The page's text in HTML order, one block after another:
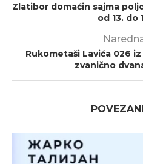
Zlatibor domaćin sajma
od 13. do
Rukometaši Lavića 026
zvanično